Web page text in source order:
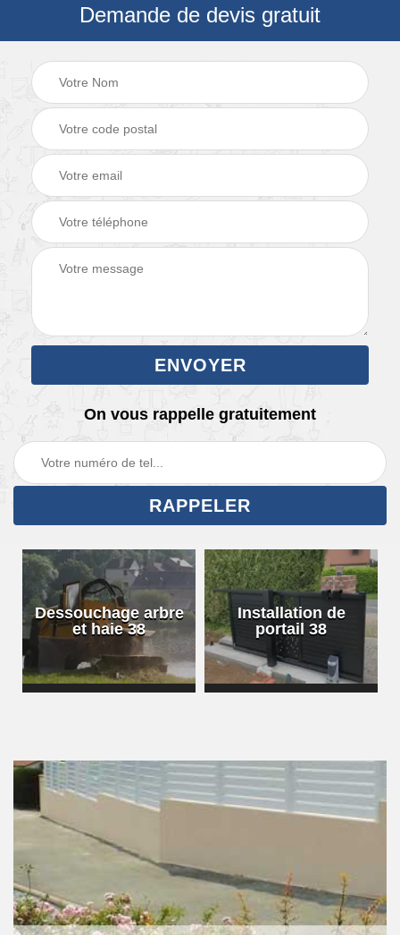
Demande de devis gratuit
On vous rappelle gratuitement
Dessouchage arbre
et haie 38
Installation de
portail 38